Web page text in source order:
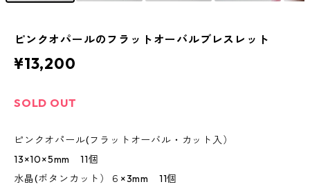
ピンクオパールのフラットオーバルブレスレット
¥13,200
SOLD OUT
ピンクオパール(フラットオーバル・カット入）
13×10×5mm 11個
水晶(ボタンカット）６×3mm 11個